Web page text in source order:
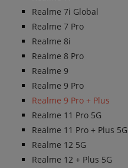
Realme 7i Global
Realme 7 Pro
Realme 8i
Realme 8 Pro
Realme 9
Realme 9 Pro
Realme 9 Pro + Plus
Realme 11 Pro 5G
Realme 11 Pro + Plus 5G
Realme 12 5G
Realme 12 + Plus 5G